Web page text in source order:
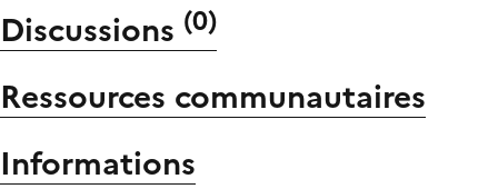
Discussions (0)
Ressources communautaires
Informations